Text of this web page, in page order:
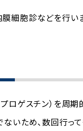
細胞診などを行いま
ロゲスチン）を周
ないため、数回行